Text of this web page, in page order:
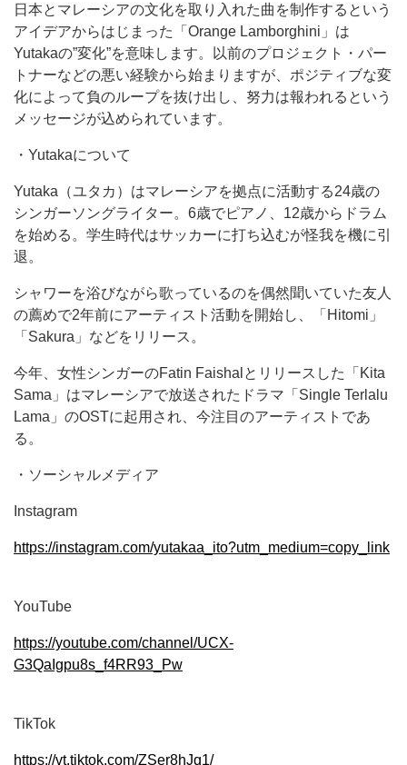
日本とマレーシアの文化を取り入れた曲を制作するという
アイデアからはじまった「Orange Lamborghini」は
Yutakaの”変化”を意味します。以前のプロジェクト・パー
トナーなどの悪い経験から始まりますが、ポジティブな変
化によって負のループを抜け出し、努力は報われるという
メッセージが込められています。
・Yutakaについて
Yutaka（ユタカ）はマレーシアを拠点に活動する24歳の
シンガーソングライター。6歳でピアノ、12歳からドラム
を始める。学生時代はサッカーに打ち込むが怪我を機に引
退。
シャワーを浴びながら歌っているのを偶然聞いていた友人
の薦めで2年前にアーティスト活動を開始し、「Hitomi」
「Sakura」などをリリース。
今年、女性シンガーのFatin Faishalとリリースした「Kita
Sama」はマレーシアで放送されたドラマ「Single Terlalu
Lama」のOSTに起用され、今注目のアーティストであ
る。
・ソーシャルメディア
Instagram
https://instagram.com/yutakaa_ito?utm_medium=copy_link
YouTube
https://youtube.com/channel/UCX-
G3QaIgpu8s_f4RR93_Pw
TikTok
https://vt.tiktok.com/ZSer8hJq1/